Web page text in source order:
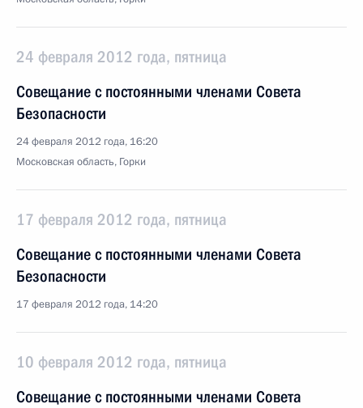
24 февраля 2012 года, пятница
Совещание с постоянными членами Совета
Безопасности
24 февраля 2012 года, 16:20
Московская область, Горки
17 февраля 2012 года, пятница
Совещание с постоянными членами Совета
Безопасности
17 февраля 2012 года, 14:20
10 февраля 2012 года, пятница
Совещание с постоянными членами Совета